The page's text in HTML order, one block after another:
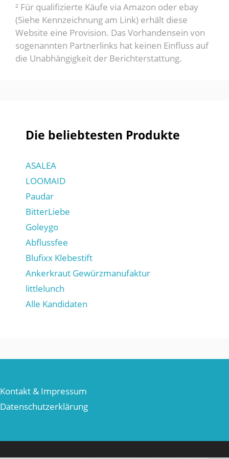
² Für qualifizierte Käufe via Amazon oder ebay
(Siehe Kennzeichnung am Link) erhält diese
Website eine Provision. Das Vorhandensein von
sogenannten Partnerlinks hat keinen Einfluss auf
die Unabhängigkeit der Berichterstattung.
Die beliebtesten Produkte
ASALEA
LOOMAID
Paudar
BitterLiebe
Goleygo
Abflussfee
Blufixx Klebestift
Ankerkraut Gewürzmanufaktur
littlelunch
Alle Kandidaten
Kontakt & Impressum
Datenschutzerklärung